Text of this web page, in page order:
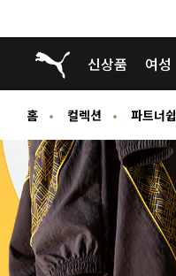
푸마 홈
신상품 여성
홈 컬렉션 파트너쉽